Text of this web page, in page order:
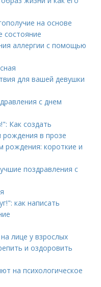
на основе
состояние
аллергии с помощью
для вашей девушки
с днем
Как создать
рождения в прозе
рождения: короткие и
поздравления с
как написать
лице у взрослых
и оздоровить
на психологическое